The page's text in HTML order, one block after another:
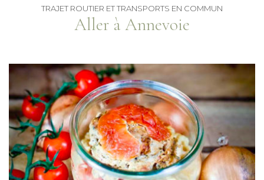
TRAJET ROUTIER ET TRANSPORTS EN COMMUN
Aller à Annevoie